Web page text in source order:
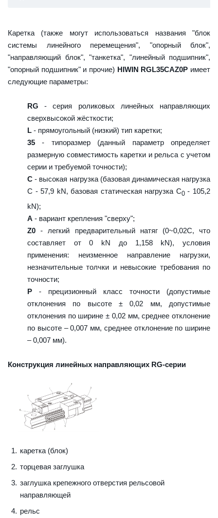
Каретка (также могут использоваться названия "блок
системы линейного перемещения", "опорный блок",
"направляющий блок", "танкетка", "линейный подшипник",
"опорный подшипник" и прочие) HIWIN RGL35CAZ0P имеет
следующие параметры:
RG - серия роликовых линейных направляющих
сверхвысокой жёсткости;
L - прямоугольный (низкий) тип каретки;
35 - типоразмер (данный параметр определяет
размерную совместимость каретки и рельса с учетом
серии и требуемой точности);
C - высокая нагрузка (базовая динамическая нагрузка
C - 57,9 kN, базовая статическая нагрузка С0- 105,2
kN);
A - вариант крепления "сверху";
Z0 - легкий предварительный натяг (0~0,02C, что
составляет от 0 kN до 1,158 kN), условия
применения: неизменное направление нагрузки,
незначительные толчки и невысокие требования по
точности;
P - прецизионный класс точности (допустимые
отклонения по высоте ± 0,02 мм, допустимые
отклонения по ширине ± 0,02 мм, среднее отклонение
по высоте – 0,007 мм, среднее отклонение по ширине
– 0,007 мм).
Конструкция линейных направляющих RG-серии
каретка (блок)
торцевая заглушка
заглушка крепежного отверстия рельсовой
направляющей
рельс